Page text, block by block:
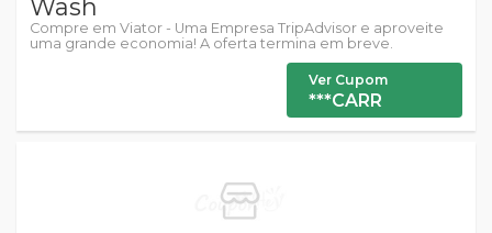
Wash
Compre em Viator - Uma Empresa TripAdvisor e aproveite
uma grande economia! A oferta termina em breve.
Ver Cupom
***CARR